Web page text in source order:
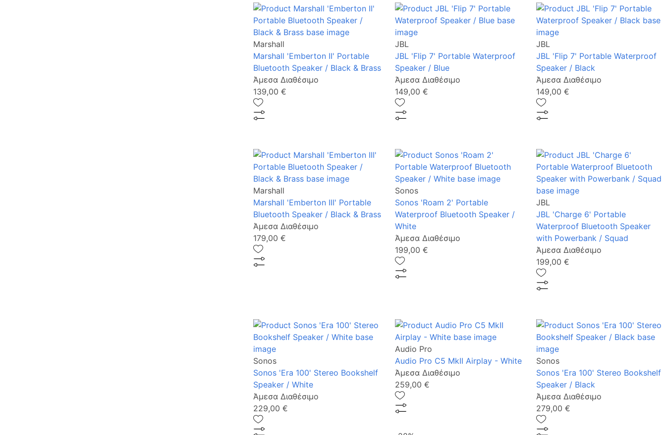
Marshall
Marshall 'Emberton II' Portable
Bluetooth Speaker / Black & Brass
Άμεσα Διαθέσιμο
139,00 €
JBL
JBL 'Flip 7' Portable Waterproof
Speaker / Blue
Άμεσα Διαθέσιμο
149,00 €
JBL
JBL 'Flip 7' Portable Waterproof
Speaker / Black
Άμεσα Διαθέσιμο
149,00 €
Marshall
Marshall 'Emberton III' Portable
Bluetooth Speaker / Black & Brass
Άμεσα Διαθέσιμο
179,00 €
Sonos
Sonos 'Roam 2' Portable
Waterproof Bluetooth Speaker /
White
Άμεσα Διαθέσιμο
199,00 €
JBL
JBL 'Charge 6' Portable
Waterproof Bluetooth Speaker
with Powerbank / Squad
Άμεσα Διαθέσιμο
199,00 €
Sonos
Sonos 'Era 100' Stereo Bookshelf
Speaker / White
Άμεσα Διαθέσιμο
229,00 €
Audio Pro
Audio Pro C5 MkII Airplay - White
Άμεσα Διαθέσιμο
259,00 €
Sonos
Sonos 'Era 100' Stereo Bookshelf
Speaker / Black
Άμεσα Διαθέσιμο
279,00 €